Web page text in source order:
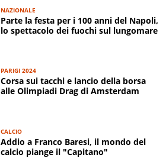
NAZIONALE
Parte la festa per i 100 anni del Napoli,
lo spettacolo dei fuochi sul lungomare
PARIGI 2024
Corsa sui tacchi e lancio della borsa
alle Olimpiadi Drag di Amsterdam
CALCIO
Addio a Franco Baresi, il mondo del
calcio piange il "Capitano"